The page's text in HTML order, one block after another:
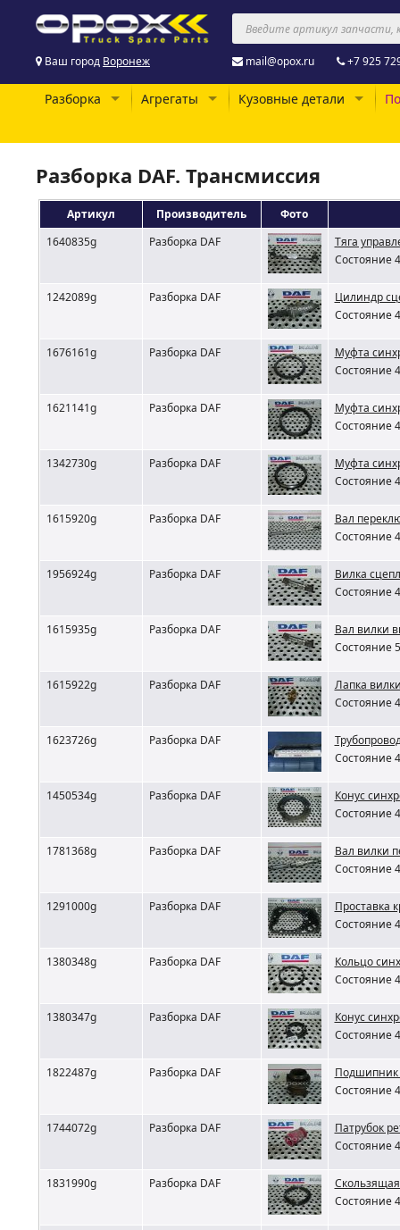
Ваш город Воронеж mail@opox.ru +7 925
Разборка Агрегаты Кузовные детали
Разборка DAF. Трансмиссия
Артикул Производитель
Фото
1640835g
Разборка DAF
Тяга
Состояние
1242089g Разборка DAF
Цилиндр
Состояние
1676161g Разборка DAF
Муфта
Состояние
1621141g Разборка DAF
Муфта
Состояние
1342730g Разборка DAF
Муфта
Состояние
1615920g Разборка DAF
Вал
Состояние
1956924g Разборка DAF
Вилка
Состояние
1615935g Разборка DAF
Вал вилки
Состояние
1615922g Разборка DAF
Лапка
Состояние
1623726g Разборка DAF
Состояние
1450534g Разборка DAF
Конус
Состояние
1781368g Разборка DAF
Вал вилки
Состояние
1291000g Разборка DAF
Проставка
Состояние
1380348g Разборка DAF
Кольцо
Состояние
1380347g Разборка DAF
Конус
Состояние
1822487g Разборка DAF
Подшипник
Состояние
1744072g Разборка DAF
Патрубок
Состояние
1831990g Разборка DAF
Состояние